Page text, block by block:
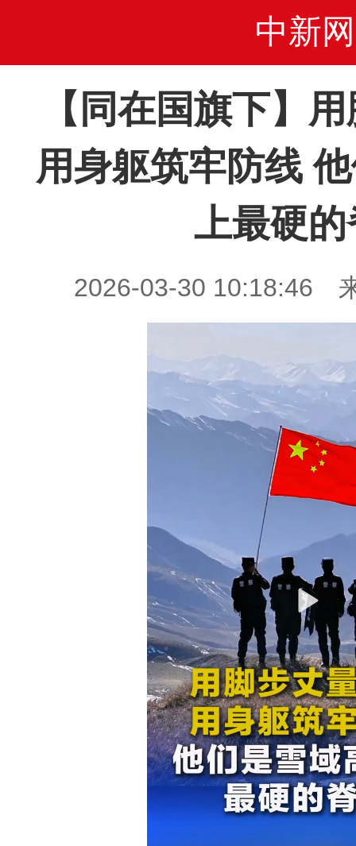
中新网
【同在国旗下】
用身躯筑牢防线
上最硬的
2026-03-30 10:18:46